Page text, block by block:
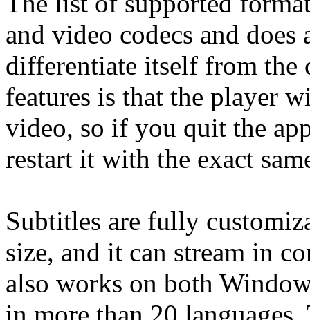
and video codecs and
differentiate itself from the
features is that the player
video, so if you quit the
restart it with the exact
Subtitles are fully
size, and it can stream in
also works on both